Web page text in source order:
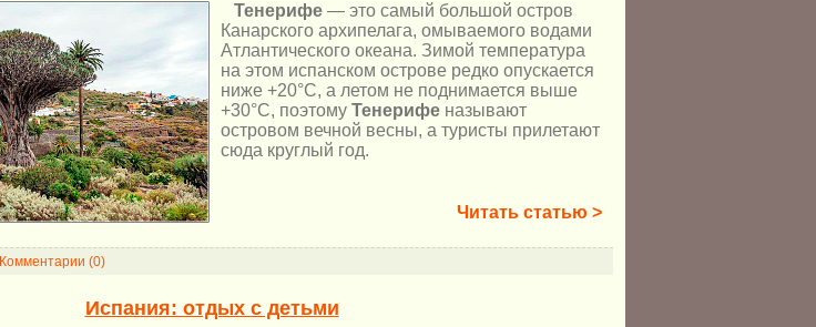
Тенерифе — это самый большой остров
Канарского архипелага, омываемого водами
Атлантического океана. Зимой температура
на этом испанском острове редко опускается
ниже +20°C, а летом не поднимается выше
+30°C, поэтому Тенерифе называют
островом вечной весны, а туристы прилетают
сюда круглый год.
Читать статью >
Комментарии (0)
Испания: отдых с детьми